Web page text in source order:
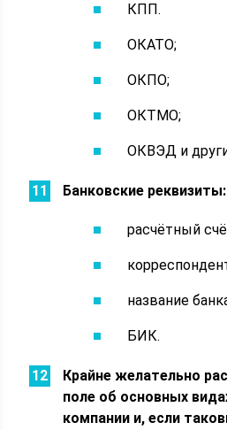
КПП.
ОКАТО;
ОКПО;
ОКТМО;
ОКВЭД и
Банковские реквизиты:
расчётный
название
БИК.
Крайне желательно
поле об основных
компании и, если